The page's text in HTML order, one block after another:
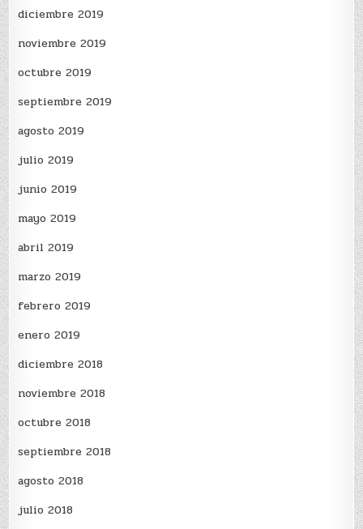
diciembre 2019
noviembre 2019
octubre 2019
septiembre 2019
agosto 2019
julio 2019
junio 2019
mayo 2019
abril 2019
marzo 2019
febrero 2019
enero 2019
diciembre 2018
noviembre 2018
octubre 2018
septiembre 2018
agosto 2018
julio 2018